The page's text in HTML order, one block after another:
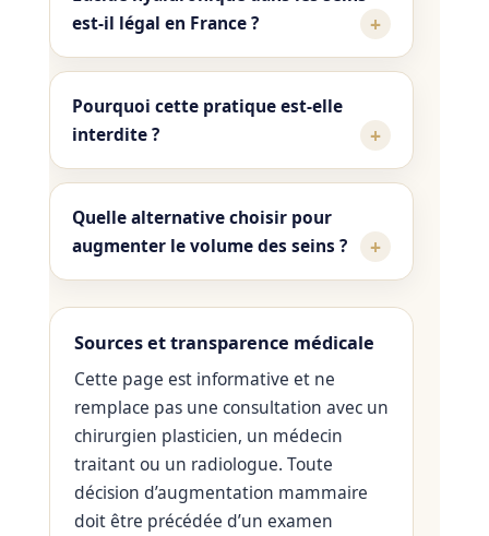
est-il légal en France ?
Pourquoi cette pratique est-elle
interdite ?
Quelle alternative choisir pour
augmenter le volume des seins ?
Sources et transparence médicale
Cette page est informative et ne
remplace pas une consultation avec un
chirurgien plasticien, un médecin
traitant ou un radiologue. Toute
décision d’augmentation mammaire
doit être précédée d’un examen